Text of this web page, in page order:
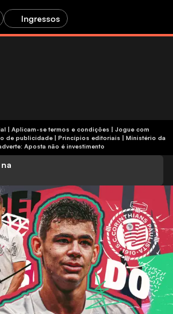
Ingressos
de publicidade| Princípios editoriais | Ministério da
Aposta não é investimento